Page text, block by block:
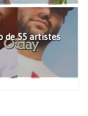
de 55 artistes